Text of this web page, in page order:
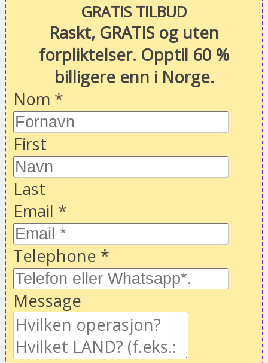
GRATIS TILBUD
Raskt, GRATIS og uten
forpliktelser. Opptil 60 %
billigere enn i Norge.
Nom *
First
Last
Email *
Telephone *
Message